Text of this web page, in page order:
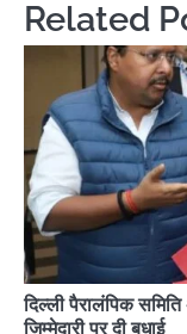
Related
दिल्ली पैरालंपिक
जिम्मेदारी पर दी बधाई